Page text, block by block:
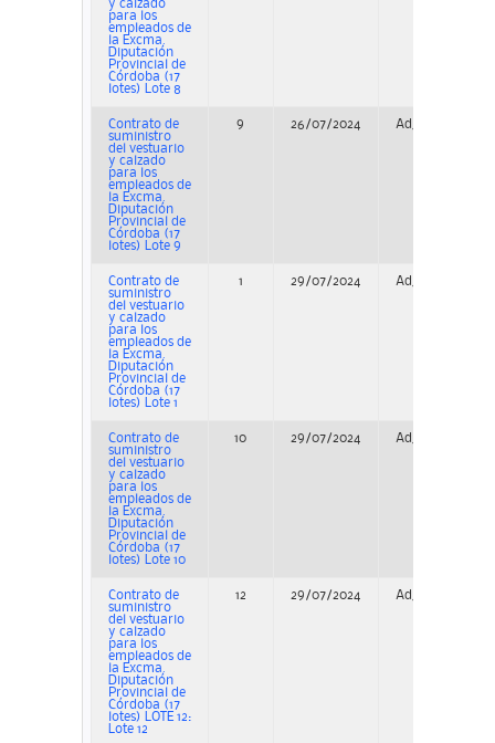
y calzado
para los
empleados de
la Excma.
Diputación
Provincial de
Córdoba (17
lotes) Lote 8
Contrato de
suministro
del vestuario
y calzado
para los
empleados de
la Excma.
Diputación
Provincial de
Córdoba (17
lotes) Lote 9
9 26/07/2024 Adjudicación
Contrato de
suministro
del vestuario
y calzado
para los
empleados de
la Excma.
Diputación
Provincial de
Córdoba (17
lotes) Lote 1
1 29/07/2024 Adjudicación
Contrato de
suministro
del vestuario
y calzado
para los
empleados de
la Excma.
Diputación
Provincial de
Córdoba (17
lotes) Lote 10
10 29/07/2024 Adjudicación
Contrato de
suministro
del vestuario
y calzado
para los
empleados de
la Excma.
Diputación
Provincial de
Córdoba (17
lotes) LOTE 12:
Lote 12
12 29/07/2024 Adjudicación